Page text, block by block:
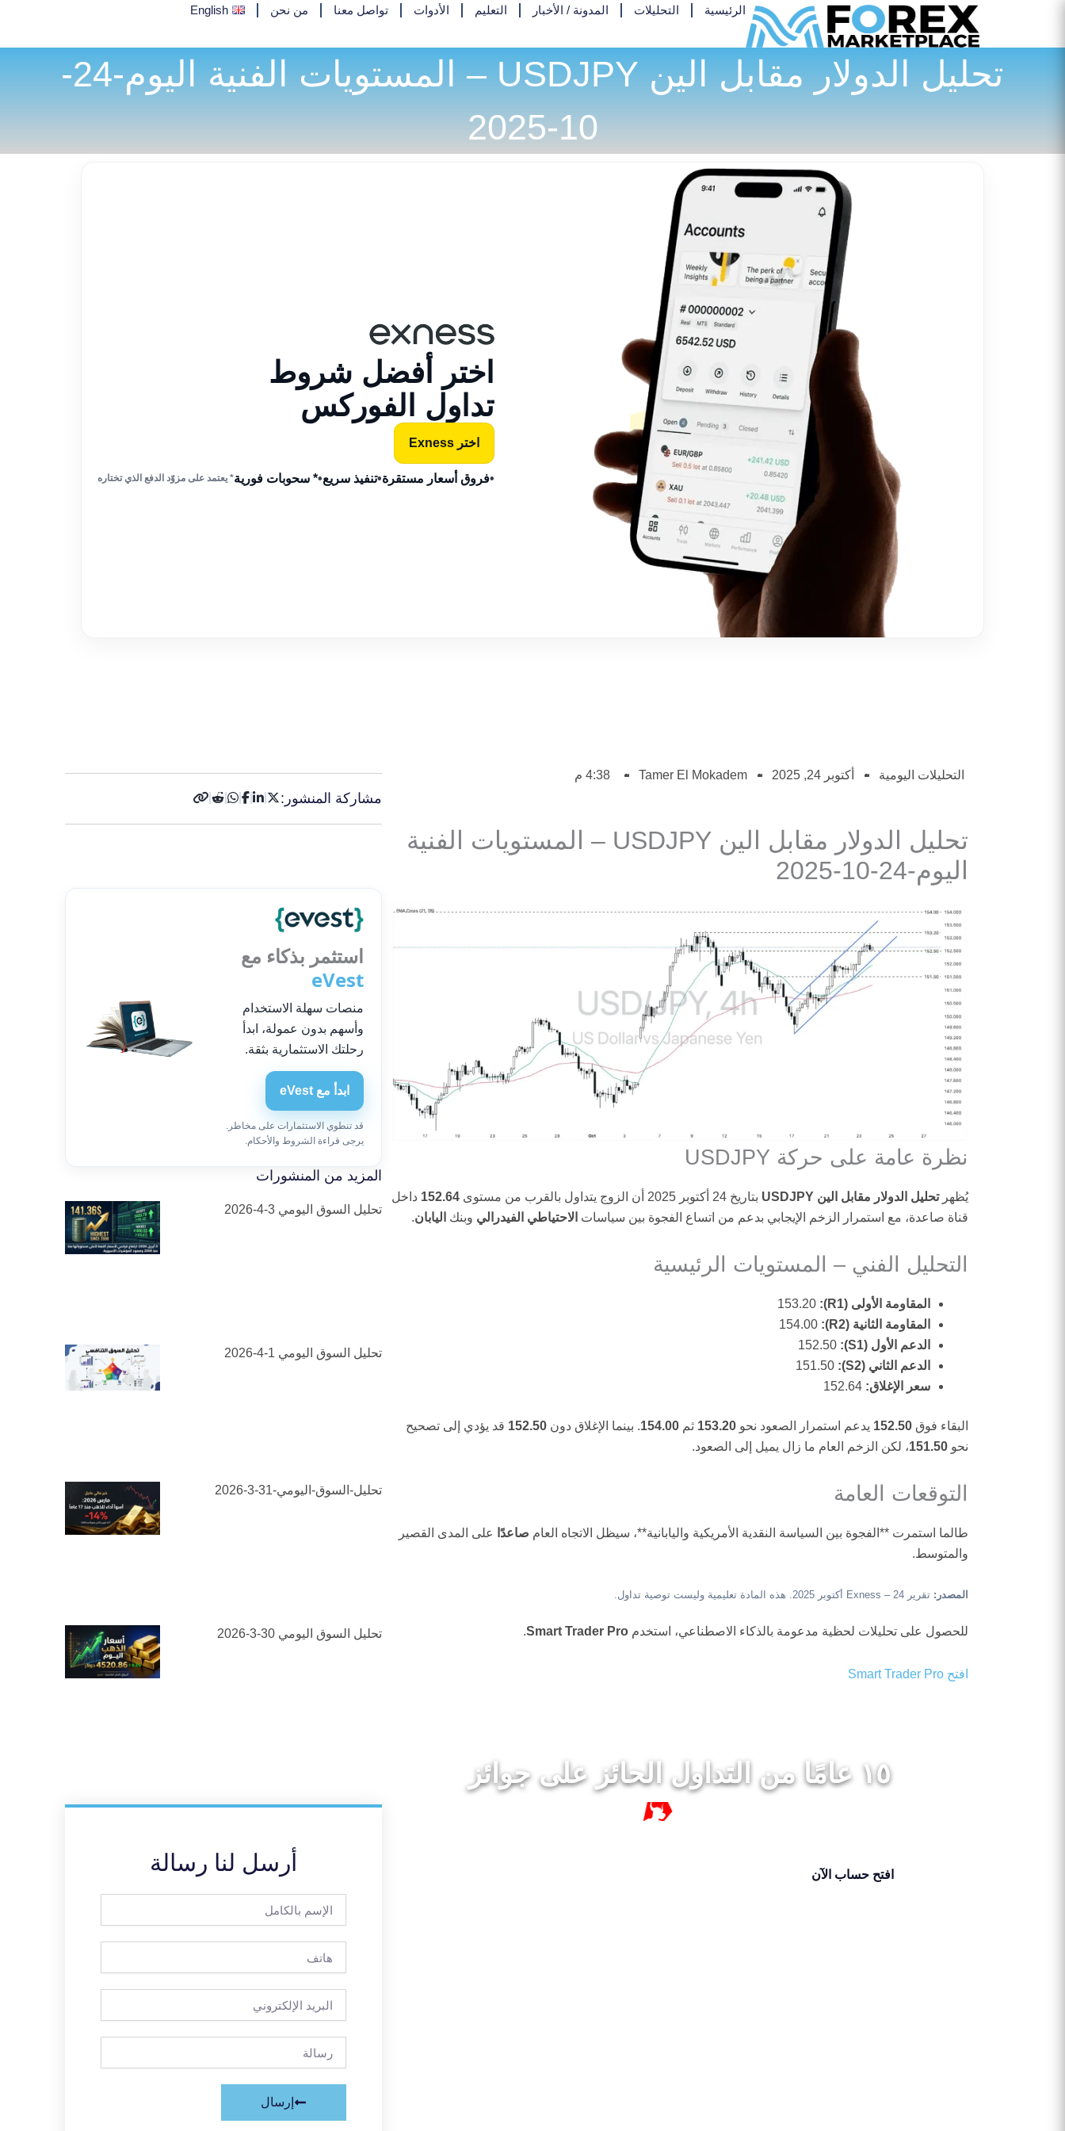
الرئيسية التحليلات المدونة / الأخبار التعليم الأدوات تواصل معنا من نحن English
تحليل الدولار مقابل الين USDJPY – المستويات الفنية اليوم-24-
10-2025
اختر أفضل شروط
تداول الفوركس
اختر Exness
•فروق أسعار مستقرة•تنفيذ سريع•* سحوبات فورية* يعتمد على مزوّد الدفع الذي تختاره
التحليلات اليومية أكتوبر 24, 2025 Tamer El Mokadem 4:38 م
تحليل الدولار مقابل الين USDJPY – المستويات الفنية
اليوم-24-10-2025
نظرة عامة على حركة USDJPY
يُظهرتحليل الدولار مقابل الين USDJPY بتاريخ 24 أكتوبر 2025 أن الزوج يتداول بالقرب من مستوى 152.64 داخل
قناة صاعدة، مع استمرار الزخم الإيجابي بدعم من اتساع الفجوة بين سياسات الاحتياطي الفيدرالي وبنك اليابان.
التحليل الفني – المستويات الرئيسية
المقاومة الأولى (R1):
المقاومة الثانية (R2):
الدعم الأول (S1):
الدعم الثاني (S2):
سعر الإغلاق:
البقاء فوق 152.50 يدعم استمرار الصعود نحو 153.20 ثم 154.00. بينما الإغلاق دون 152.50 قد يؤدي إلى تصحيح
نحو 151.50، لكن الزخم العام ما زال يميل إلى الصعود.
التوقعات العامة
طالما استمرت **الفجوة بين السياسة النقدية الأمريكية واليابانية**، سيظل الاتجاه العام صاعدًا على المدى القصير
والمتوسط.
المصدر: تقرير Exness – 24 أكتوبر 2025. هذه المادة تعليمية وليست توصية تداول.
للحصول على تحليلات لحظية مدعومة بالذكاء الاصطناعي، استخدم Smart Trader Pro
.
افتح Smart Trader Pro
١٥ عامًا من التداول الحائز على جوائز
افتح حساب الآن
مشاركة المنشور:
استثمر بذكاء مع
eVest
منصات سهلة الاستخدام
وأسهم بدون عمولة، ابدأ
رحلتك الاستثمارية بثقة.
ابدأ مع eVest
قد تنطوي الاستثمارات على مخاطر.
يرجى قراءة الشروط والأحكام.
المزيد من المنشورات
تحليل السوق اليومي 3-4-2026
تحليل السوق اليومي 1-4-2026
تحليل-السوق-اليومي-31-3-2026
تحليل السوق اليومي 30-3-2026
أرسل لنا رسالة
بالكامل
الإلكتروني
إرسال